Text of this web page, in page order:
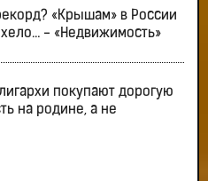
«Крышам» в России
- «Недвижимость»
покупают дорогую
на родине, а не